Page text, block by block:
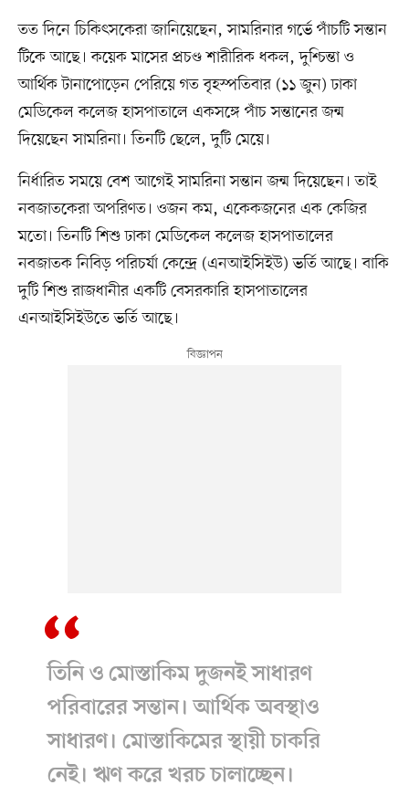
তত দিনে চিকিৎসকেরা জানিয়েছেন, সামরিনার গর্ভে পাঁচটি সন্তান
টিকে আছে। কয়েক মাসের প্রচণ্ড শারীরিক ধকল, দুশ্চিন্তা ও
আর্থিক টানাপোড়েন পেরিয়ে গত বৃহস্পতিবার (১১ জুন) ঢাকা
মেডিকেল কলেজ হাসপাতালে একসঙ্গে পাঁচ সন্তানের জন্ম
দিয়েছেন সামরিনা। তিনটি ছেলে, দুটি মেয়ে।
নির্ধারিত সময়ে বেশ আগেই সামরিনা সন্তান জন্ম দিয়েছেন। তাই
নবজাতকেরা অপরিণত। ওজন কম, একেকজনের এক কেজির
মতো। তিনটি শিশু ঢাকা মেডিকেল কলেজ হাসপাতালের
নবজাতক নিবিড় পরিচর্যা কেন্দ্রে (এনআইসিইউ) ভর্তি আছে। বাকি
দুটি শিশু রাজধানীর একটি বেসরকারি হাসপাতালের
এনআইসিইউতে ভর্তি আছে।
তিনি ও মোস্তাকিম দুজনই সাধারণ
পরিবারের সন্তান। আর্থিক অবস্থাও
সাধারণ। মোস্তাকিমের স্থায়ী চাকরি
নেই। ঋণ করে খরচ চালাচ্ছেন।